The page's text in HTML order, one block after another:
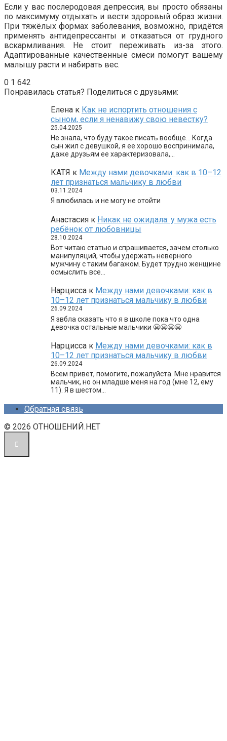
Если у вас послеродовая депрессия, вы просто обязаны
по максимуму отдыхать и вести здоровый образ жизни.
При тяжёлых формах заболевания, возможно, придётся
применять антидепрессанты и отказаться от грудного
вскармливания. Не стоит переживать из-за этого.
Адаптированные качественные смеси помогут вашему
малышу расти и набирать вес.
0 1 642
Понравилась статья? Поделиться с друзьями:
Елена к Как не испортить отношения с
сыном, если я ненавижу свою невестку?
25.04.2025
Не знала, что буду такое писать вообще… Когда
сын жил с девушкой, я ее хорошо воспринимала,
даже друзьям ее характеризовала,…
КАТЯ к Между нами девочками: как в 10–12
лет признаться мальчику в любви
03.11.2024
Я влюбилась и не могу не отойти
Анастасия к Никак не ожидала: у мужа есть
ребёнок от любовницы
28.10.2024
Вот читаю статью и спрашивается, зачем столько
манипуляций, чтобы удержать неверного
мужчину с таким багажом. Будет трудно женщине
осмыслить все…
Нарцисса к Между нами девочками: как в
10–12 лет признаться мальчику в любви
26.09.2024
Я звбла сказать что я в школе пока что одна
девочка остальные мальчики 😬😬😬😬
Нарцисса к Между нами девочками: как в
10–12 лет признаться мальчику в любви
26.09.2024
Всем привет, помогите, пожалуйста. Мне нравится
мальчик, но он младше меня на год (мне 12, ему
11). Я в шестом…
Обратная связь
© 2026 ОТНОШЕНИЙ.НЕТ